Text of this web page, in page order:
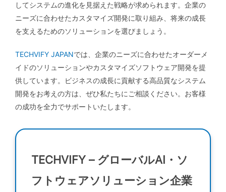
してシステムの進化を見据えた戦略が求められます。企業の
ニーズに合わせたカスタマイズ開発に取り組み、将来の成長
を支えるためのソリューションを選びましょう。
TECHVIFY JAPANでは、企業のニーズに合わせたオーダーメ
イドのソリューションやカスタマイズソフトウェア開発を提
供しています。ビジネスの成長に貢献する高品質なシステム
開発をお考えの方は、ぜひ私たちにご相談ください。お客様
の成功を全力でサポートいたします。
TECHVIFY – グローバルAI・ソ
フトウェアソリューション企業